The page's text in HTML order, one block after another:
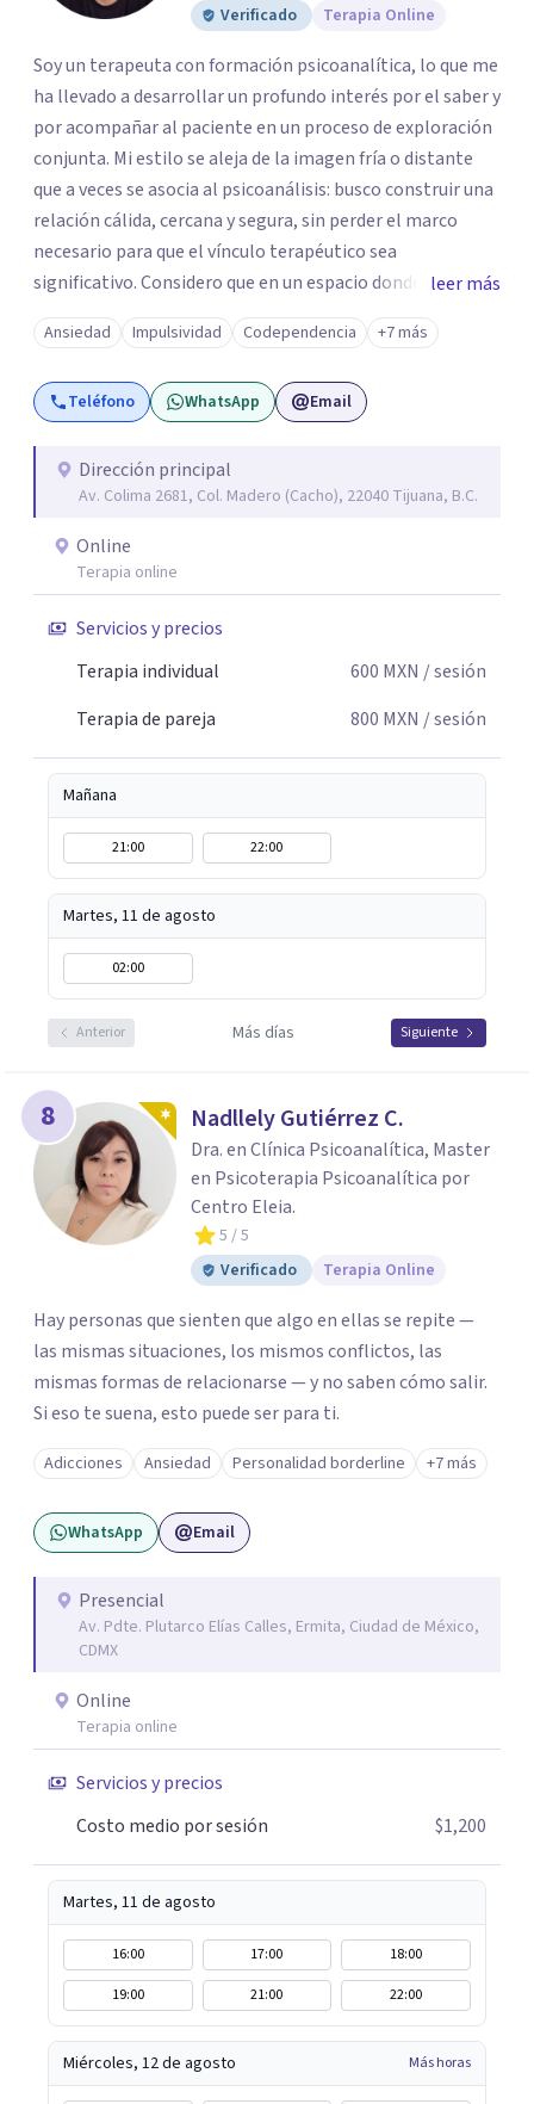
Verificado Terapia Online
Soy un terapeuta con formación psicoanalítica, lo que me
ha llevado a desarrollar un profundo interés por el saber y
por acompañar al paciente en un proceso de exploración
conjunta. Mi estilo se aleja de la imagen fría o distante
que a veces se asocia al psicoanálisis: busco construir una
relación cálida, cercana y segura, sin perder el marco
necesario para que el vínculo terapéutico sea
significativo. Considero que en un espacio donde uno
puede sentirse acompañado y escuchado, es posible
mirar con honestidad cómo nos vinculamos afuera, qué se
repite, qué duele, y qué puede transformarse. En mi
consultorio hay lugar para todo: risas, tristezas, enojos y
escuchada. Si pudiste conectar con algo de esto,
mándame un mensaje y comencemos juntos a trabajar en
leer más
Ansiedad Impulsividad Codependencia +7 más
Teléfono WhatsApp Email
Dirección principal
Av. Colima 2681, Col. Madero (Cacho), 22040 Tijuana, B.C.
Online
Terapia online
Servicios y precios
Terapia individual
600 MXN / sesión
Terapia de pareja
800 MXN / sesión
Mañana
21:00 22:00
Martes, 11 de agosto
02:00
Anterior Más días Siguiente
8 Nadllely Gutiérrez C.
Dra. en Clínica Psicoanalítica, Master
en Psicoterapia Psicoanalítica por
Centro Eleia.
5 / 5
Verificado
Terapia Online
Hay personas que sienten que algo en ellas se repite —
las mismas situaciones, los mismos conflictos, las
mismas formas de relacionarse — y no saben cómo salir.
Si eso te suena, esto puede ser para ti.
Adicciones Ansiedad Personalidad borderline +7 más
WhatsApp Email
Presencial
Av. Pdte. Plutarco Elías Calles, Ermita, Ciudad de México,
CDMX
Online
Terapia online
Servicios y precios
Costo medio por sesión
$1,200
Martes, 11 de agosto
16:00 17:00
18:00
19:00
21:00 22:00
Miércoles, 12 de agosto Más horas